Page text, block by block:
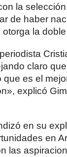
la
de haber
la
claro
es el
explicó
en su
en
las